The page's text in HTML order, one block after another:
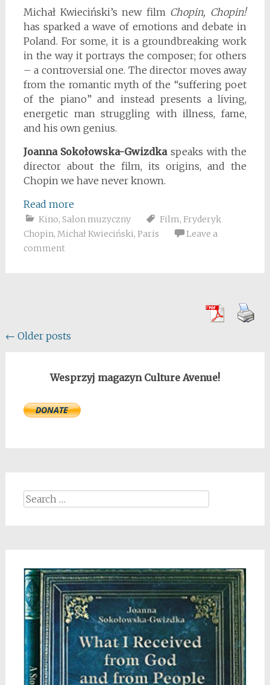
Michał Kwieciński’s new film Chopin, Chopin!
has sparked a wave of emotions and debate in
Poland. For some, it is a groundbreaking work
in the way it portrays the composer; for others
– a controversial one. The director moves away
from the romantic myth of the “suffering poet
of the piano” and instead presents a living,
energetic man struggling with illness, fame,
and his own genius.
Joanna Sokołowska-Gwizdkaspeaks with the
director about the film, its origins, and the
Chopin we have never known.
Read more
Kino, Salon muzyczny Film, Fryderyk
Chopin, Michał Kwieciński, Paris
Leave a
comment
Posts
← Older posts
Wesprzyj magazyn Culture Avenue!
Search
for: